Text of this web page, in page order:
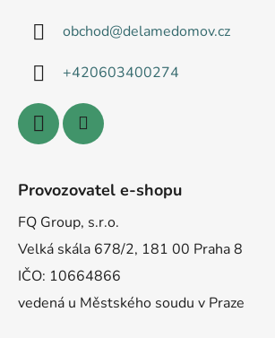
obchod@delamedomov.cz
+420603400274
Provozovatel e-shopu
FQ Group, s.r.o.
Velká skála 678/2, 181 00 Praha 8
IČO: 10664866
vedená u Městského soudu v Praze